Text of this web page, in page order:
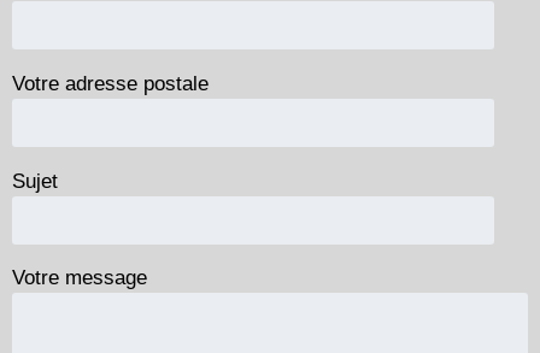
Votre adresse postale
Sujet
Votre message